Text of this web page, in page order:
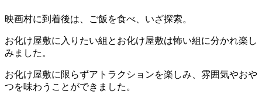
映画村に到着後は、ご飯を食べ、いざ探索。
お化け屋敷に入りたい組とお化け屋敷は怖い組に分かれ楽し
みました。
お化け屋敷に限らずアトラクションを楽しみ、雰囲気やおや
つを味わうことができました。